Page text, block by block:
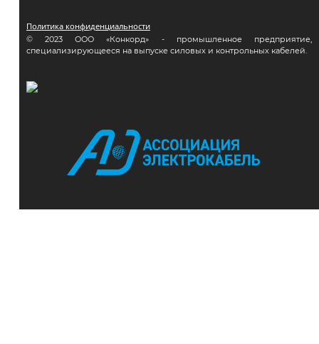
Политика конфиденциальности
© 2023 ООО «Конкорд» - промышленное предприятие,
специализирующееся на выпуске силовых и контрольных кабелей.